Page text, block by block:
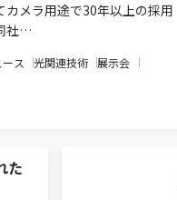
カメラ用途で30年以上の採用
社…
ス 光関連技術
展示会
た